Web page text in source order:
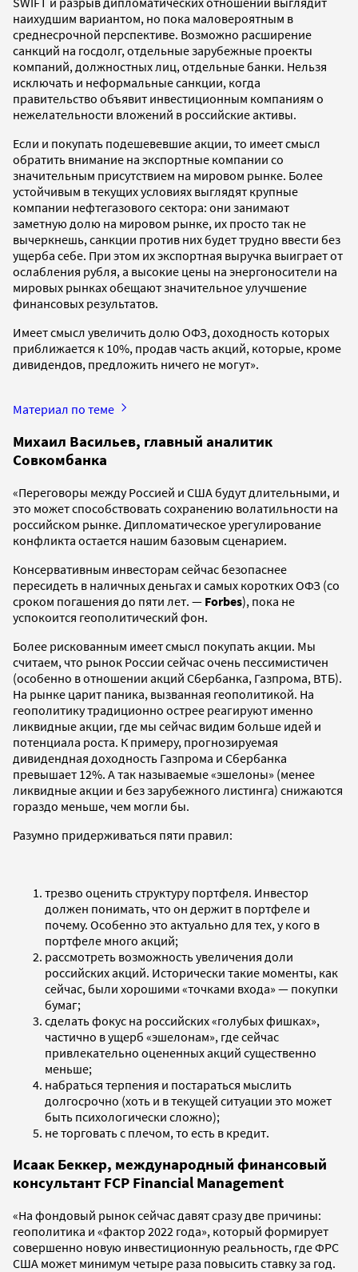
наихудшим вариантом, но пока маловероятным в
среднесрочной перспективе. Возможно расширение
санкций на госдолг, отдельные зарубежные проекты
компаний, должностных лиц, отдельные банки. Нельзя
исключать и неформальные санкции, когда
правительство объявит инвестиционным компаниям о
нежелательности вложений в российские активы.
Если и покупать подешевевшие акции, то имеет смысл
обратить внимание на экспортные компании со
значительным присутствием на мировом рынке. Более
устойчивым в текущих условиях выглядят крупные
компании нефтегазового сектора: они занимают
заметную долю на мировом рынке, их просто так не
вычеркнешь, санкции против них будет трудно ввести без
ущерба себе. При этом их экспортная выручка выиграет от
ослабления рубля, а высокие цены на энергоносители на
мировых рынках обещают значительное улучшение
финансовых результатов.
Имеет смысл увеличить долю ОФЗ, доходность которых
приближается к 10%, продав часть акций, которые, кроме
дивидендов, предложить ничего не могут».
Материал по теме
Михаил Васильев, главный аналитик
Совкомбанка
«Переговоры между Россией и США будут длительными, и
это может способствовать сохранению волатильности на
российском рынке. Дипломатическое урегулирование
конфликта остается нашим базовым сценарием.
Консервативным инвесторам сейчас безопаснее
пересидеть в наличных деньгах и самых коротких ОФЗ (со
сроком погашения до пяти лет. — Forbes), пока не
успокоится геополитический фон.
Более рискованным имеет смысл покупать акции. Мы
считаем, что рынок России сейчас очень пессимистичен
(особенно в отношении акций Сбербанка, Газпрома, ВТБ).
На рынке царит паника, вызванная геополитикой. На
геополитику традиционно острее реагируют именно
ликвидные акции, где мы сейчас видим больше идей и
потенциала роста. К примеру, прогнозируемая
дивидендная доходность Газпрома и Сбербанка
превышает 12%. А так называемые «эшелоны» (менее
ликвидные акции и без зарубежного листинга) снижаются
гораздо меньше, чем могли бы.
Разумно придерживаться пяти правил:
трезво оценить структуру портфеля. Инвестор
должен понимать, что он держит в портфеле и
почему. Особенно это актуально для тех, у кого в
портфеле много акций;
рассмотреть возможность увеличения доли
российских акций. Исторически такие моменты, как
сейчас, были хорошими «точками входа» — покупки
бумаг;
сделать фокус на российских «голубых фишках»,
частично в ущерб «эшелонам», где сейчас
привлекательно оцененных акций существенно
меньше;
набраться терпения и постараться мыслить
долгосрочно (хоть и в текущей ситуации это может
быть психологически сложно);
не торговать с плечом, то есть в кредит.
Исаак Беккер, международный финансовый
консультант FCP Financial Management
«На фондовый рынок сейчас давят сразу две причины:
геополитика и «фактор 2022 года», который формирует
совершенно новую инвестиционную реальность, где ФРС
США может минимум четыре раза повысить ставку за год.